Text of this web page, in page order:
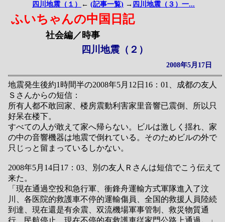
四川地震（１） ← (記事一覧) → 四川地震（３）一...
ふいちゃんの中国日記
社会編／時事
四川地震（２）
2008年5月17日
地震発生後約1時間半の2008年5月12日16：01、成都の友人
Ｓさんからの短信：
所有人都不敢回家、楼房震動利害家里音響已震倒、所以只
好呆在楼下。
すべての人が敢えて家へ帰らない。ビルは激しく揺れ、家
の中の音響機器は地震で倒れている。そのためビルの外で
只じっと留まっているしかない。
2008年5月14日17：03、別の友人Ｒさんは短信でこう伝えて
来た。
「現在通過空投和急行軍、衝鋒舟運輸方式軍隊進入了汶
川、各医院的救護車不停的運輸傷員、全国的救援人員陸続
到達、現在還是有余震、双流機場軍事管制、救災物質通
行、民航停止、現在不停的有救護車従家門公路上通過。」